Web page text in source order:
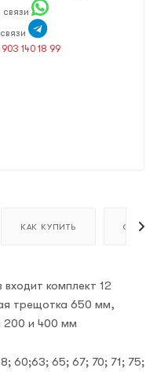
903 140 18 99
КАК КУПИТЬ ОПЛАТА
входит комплект 12
трещотка 650 мм,
200 и 400 мм
60;63; 65; 67; 70; 71; 75;